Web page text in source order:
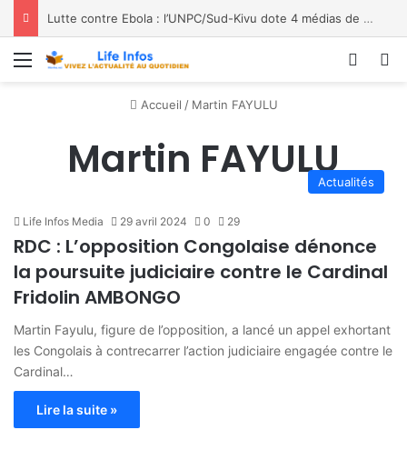
Lutte contre Ebola : l’UNPC/Sud-Kivu dote 4 médias de Bukavu de kits de lavage des mains, les bénéficiaires saluent le geste
Menu
Accueil / Martin FAYULU
Martin FAYULUActualités
Life Infos Media 29 avril 2024 0 29
RDC : L’opposition Congolaise dénonce
la poursuite judiciaire contre le Cardinal
Fridolin AMBONGO
Martin Fayulu, figure de l’opposition, a lancé un appel exhortant
les Congolais à contrecarrer l’action judiciaire engagée contre le
Cardinal…
Lire la suite »